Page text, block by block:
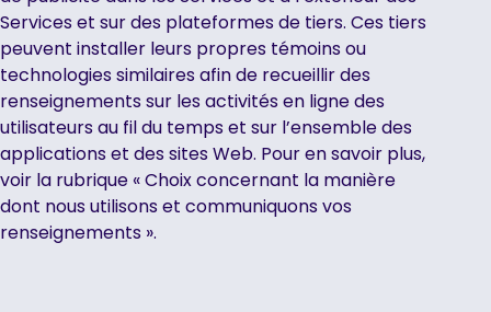
Services et sur des plateformes de tiers. Ces tiers
peuvent installer leurs propres témoins ou
technologies similaires afin de recueillir des
renseignements sur les activités en ligne des
utilisateurs au fil du temps et sur l’ensemble des
applications et des sites Web. Pour en savoir plus,
voir la rubrique « Choix concernant la manière
dont nous utilisons et communiquons vos
renseignements ».